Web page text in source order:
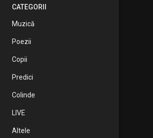
CATEGORII
Muzică
Poezii
Copii
Predici
Colinde
LIVE
Altele